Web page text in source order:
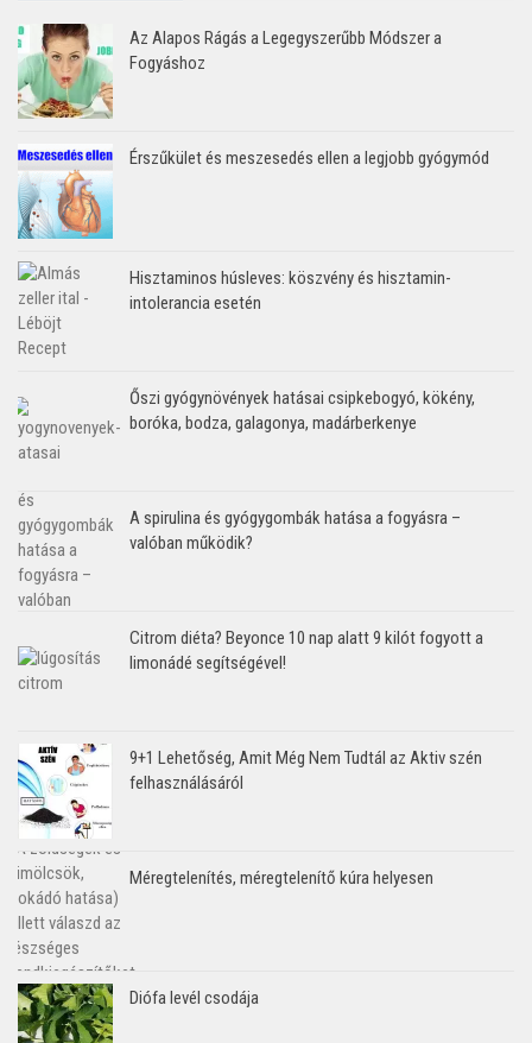
Az Alapos Rágás a Legegyszerűbb Módszer a
Fogyáshoz
Érszűkület és meszesedés ellen a legjobb gyógymód
Hisztaminos húsleves: köszvény és hisztamin-
intolerancia esetén
Őszi gyógynövények hatásai csipkebogyó, kökény,
boróka, bodza, galagonya, madárberkenye
A spirulina és gyógygombák hatása a fogyásra –
valóban működik?
Citrom diéta? Beyonce 10 nap alatt 9 kilót fogyott a
limonádé segítségével!
9+1 Lehetőség, Amit Még Nem Tudtál az Aktiv szén
felhasználásáról
Méregtelenítés, méregtelenítő kúra helyesen
Diófa levél csodája